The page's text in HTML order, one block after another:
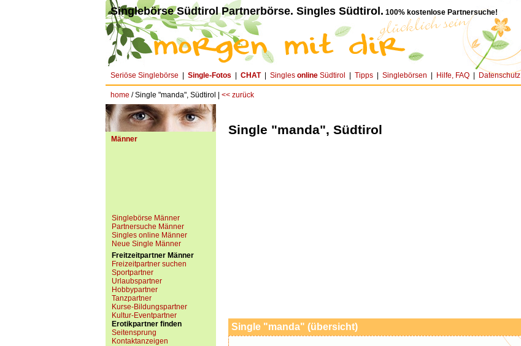
Singlebörse Südtirol Partnerbörse. Singles Südtirol. 100% kostenlose Partnersuche!
Seriöse Singlebörse Single-Fotos CHAT| Singles online Südtirol Tipps Singlebörsen Hilfe, FAQ Datenschutz
home / Single "manda", Südtirol | << zurück
Männer
Singlebörse Männer
Partnersuche Männer
Singles online Männer
Neue Single Männer
Freitzeitpartner Männer
Freizeitpartner suchen
Sportpartner
Urlaubspartner
Hobbypartner
Tanzpartner
Kurse-Bildungspartner
Kultur-Eventpartner
Erotikpartner finden
Seitensprung
Kontaktanzeigen
Single "manda", Südtirol
Single "manda" (übersicht)